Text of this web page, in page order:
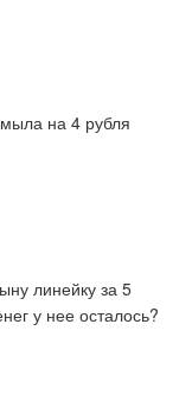
на 4 рубля
линейку за 5
у нее осталось?